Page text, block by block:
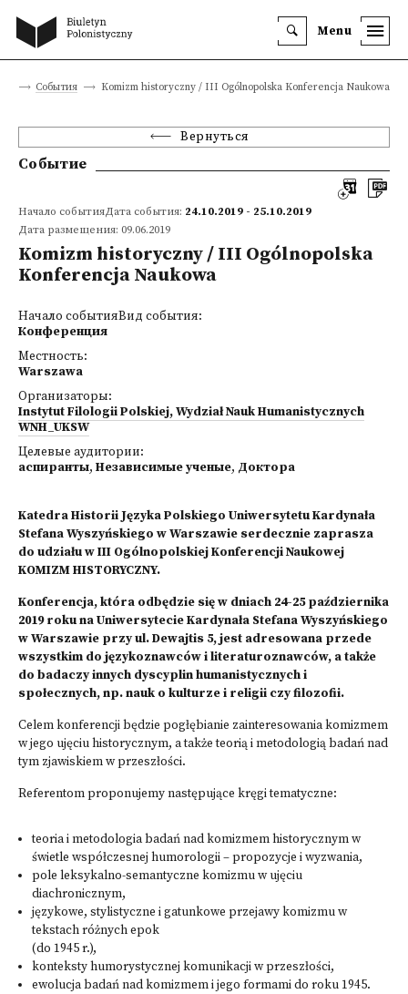
Menu
События Komizm historyczny / III Ogólnopolska Konferencja Naukowa
Вернуться
Событие
Начало событияДата события: 24.10.2019 - 25.10.2019
Дата размещения: 09.06.2019
Komizm historyczny / III Ogólnopolska
Konferencja Naukowa
Начало событияВид события:
Конференция
Местность:
Warszawa
Организаторы:
Instytut Filologii Polskiej, Wydział Nauk Humanistycznych
WNH_UKSW
Целевые аудитории:
аспиранты, Независимые ученые, Доктора
Katedra Historii Języka Polskiego Uniwersytetu Kardynała
Stefana Wyszyńskiego w Warszawie serdecznie zaprasza
do udziału w III Ogólnopolskiej Konferencji Naukowej
KOMIZM HISTORYCZNY.
Konferencja, która odbędzie się w dniach 24-25 października
2019 roku na Uniwersytecie Kardynała Stefana Wyszyńskiego
w Warszawie przy ul. Dewajtis 5, jest adresowana przede
wszystkim do językoznawców i literaturoznawców, a także
do badaczy innych dyscyplin humanistycznych i
społecznych, np. nauk o kulturze i religii czy filozofii.
Celem konferencji będzie pogłębianie zainteresowania komizmem
w jego ujęciu historycznym, a także teorią i metodologią badań nad
tym zjawiskiem w przeszłości.
Referentom proponujemy następujące kręgi tematyczne:
teoria i metodologia badań nad komizmem historycznym w
świetle współczesnej humorologii – propozycje i wyzwania,
pole leksykalno-semantyczne komizmu w ujęciu
diachronicznym,
językowe, stylistyczne i gatunkowe przejawy komizmu w
tekstach różnych epok
(do 1945 r.),
konteksty humorystycznej komunikacji w przeszłości,
ewolucja badań nad komizmem i jego formami do roku 1945.